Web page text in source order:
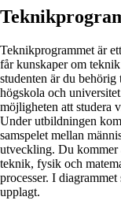
Teknikprogrammet är
får kunskaper om
studenten är du
högskola och
möjligheten att studera
Under utbildningen
samspelet mellan
utveckling. Du kommer
teknik, fysik och
processer. I
upplagt.